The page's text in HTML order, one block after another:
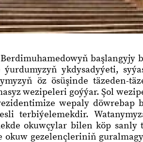
başlangyjy
ykdysadyýeti,
öz ösüşinde täzeden-
wezipeleri goýýar. Şol
wepaly
terbiýelemekdir.
okuwçylar bilen köp sanly
gezelençleriniň